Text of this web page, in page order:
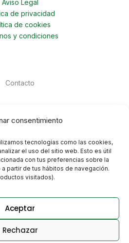
consentimiento
tecnologías como las cookies,
el uso del sitio web. Esto es útil
con tus preferencias sobre la
partir de tus hábitos de navegación.
visitados).
Aceptar
Rechazar
Aviso Legal
de privacidad
de cookies
y condiciones
Contacto
25-27, 41900 Camas, Sevilla
DISTRIBUCIONES